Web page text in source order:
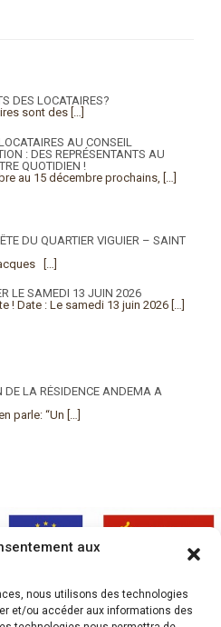
aux
nous utilisons des technologies
et/ou accéder aux informations des
DES LOCATAIRES?
sont des […]
AU CONSEIL
: DES REPRÉSENTANTS AU
QUOTIDIEN !
au 15 décembre prochains, […]
DU QUARTIER VIGUIER – SAINT
[…]
LE SAMEDI 13 JUIN 2026
! Date : Le samedi 13 juin 2026 […]
DE LA RÉSIDENCE ANDEMA A
parle: “Un […]